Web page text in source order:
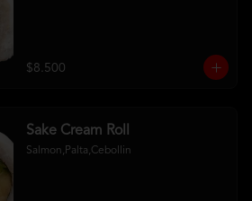
$8.500
Sake Cream Roll
Salmon,Palta,Cebollin